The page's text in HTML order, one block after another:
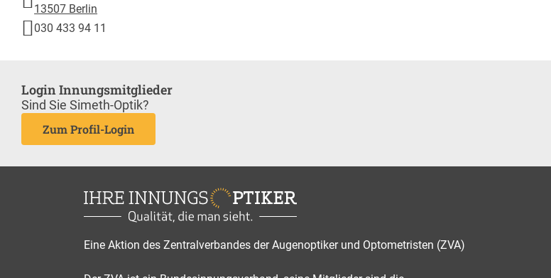
13507 Berlin
030 433 94 11
Login Innungsmitglieder
Sind Sie Simeth-Optik?
Zum Profil-Login
Eine Aktion des Zentralverbandes der Augenoptiker und Optometristen (ZVA)